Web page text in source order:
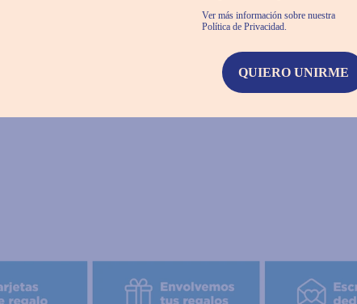
Trato excelente y envío súper rápido. Volveré
a comprar. Recomendable al 100%
Rosa María Gonzalez
Ver más información sobre nuestra
Política de Privacidad.
QUIERO UNIRME